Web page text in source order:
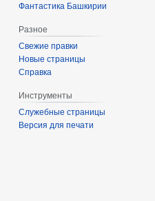
Фантастика Башкирии
Разное
Свежие правки
Новые страницы
Справка
Инструменты
Служебные страницы
Версия для печати